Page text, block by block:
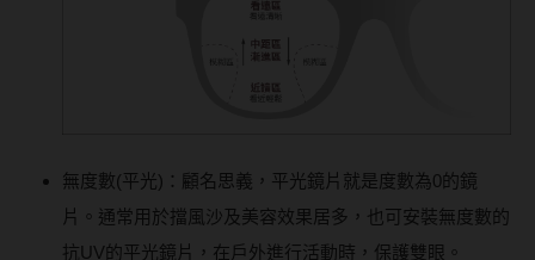
無度數(平光)：顧名思義，平光鏡片就是度數為0的鏡
片。通常用於擋風沙及美容效果居多，也可安裝無度數的
抗UV的平光鏡片，在戶外進行活動時，保護雙眼。